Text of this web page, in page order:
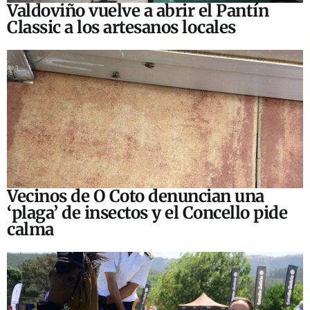
Valdoviño vuelve a abrir el Pantín
Classic a los artesanos locales
Vecinos de O Coto denuncian una
‘plaga’ de insectos y el Concello pide
calma